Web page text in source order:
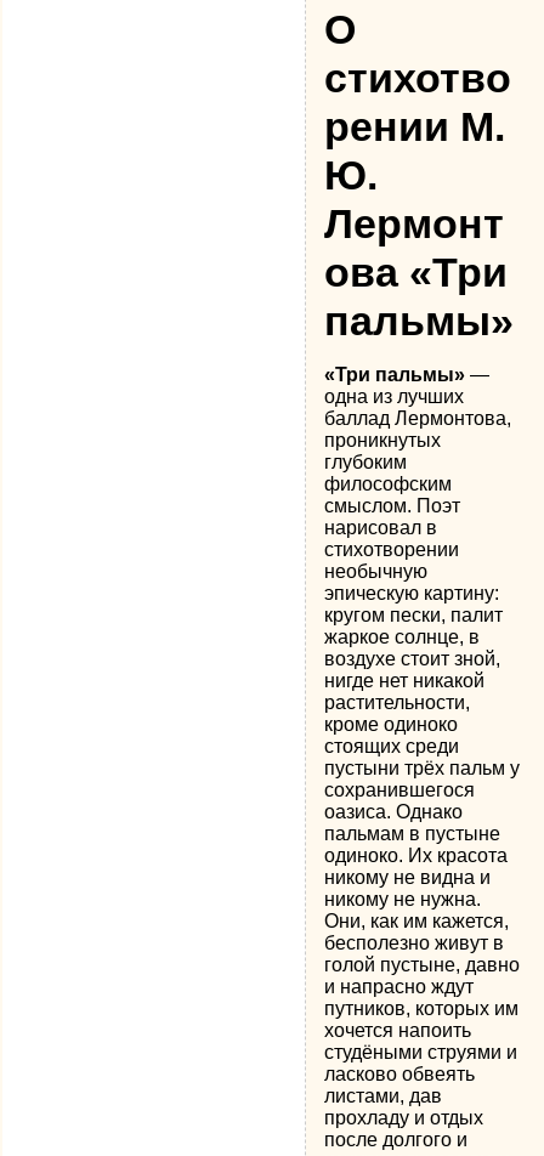
О
стихотво
рении М.
Ю.
Лермонт
ова «Три
пальмы»
«Три пальмы» —
одна из лучших
баллад Лермонтова,
проникнутых
глубоким
философским
смыслом. Поэт
нарисовал в
стихотворении
необычную
эпическую картину:
кругом пески, палит
жаркое солнце, в
воздухе стоит зной,
нигде нет никакой
растительности,
кроме одиноко
стоящих среди
пустыни трёх пальм у
сохранившегося
оазиса. Однако
пальмам в пустыне
одиноко. Их красота
никому не видна и
никому не нужна.
Они, как им кажется,
бесполезно живут в
голой пустыне, давно
и напрасно ждут
путников, которых им
хочется напоить
студёными струями и
ласково обвеять
листами, дав
прохладу и отдых
после долгого и